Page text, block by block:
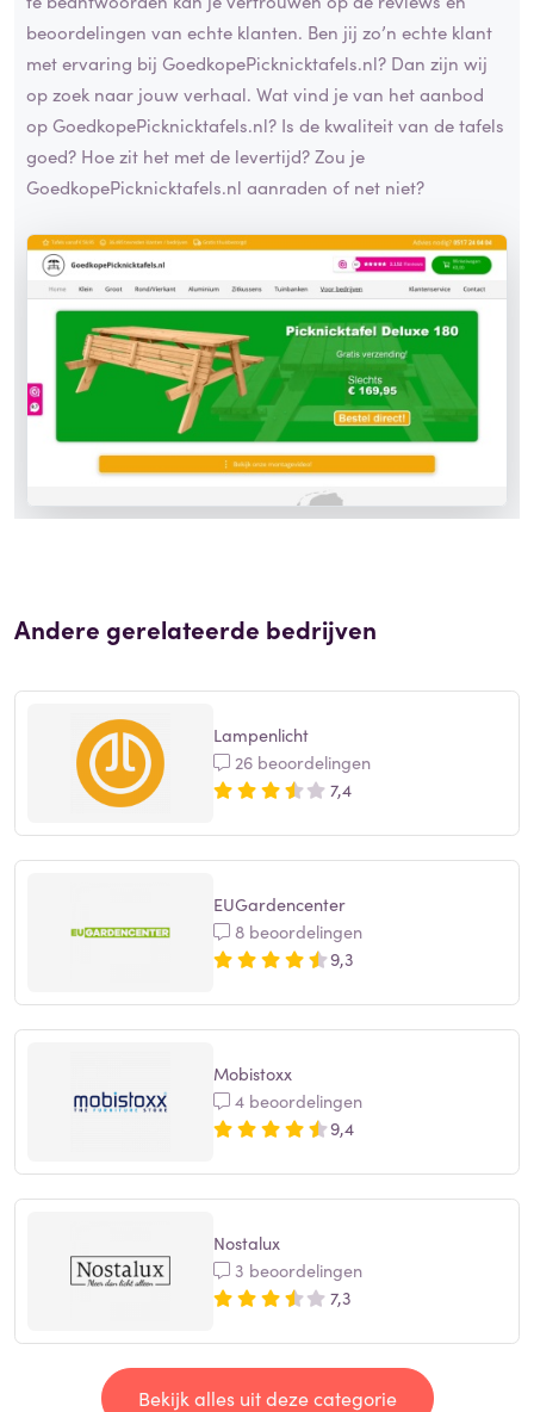
beoordelingen van echte klanten. Ben jij zo’n echte klant
met ervaring bij GoedkopePicknicktafels.nl? Dan zijn wij
op zoek naar jouw verhaal. Wat vind je van het aanbod
op GoedkopePicknicktafels.nl? Is de kwaliteit van de tafels
goed? Hoe zit het met de levertijd? Zou je
GoedkopePicknicktafels.nl aanraden of net niet?
Andere gerelateerde bedrijven
Lampenlicht
26 beoordelingen
7,4
EUGardencenter
8 beoordelingen
9,3
Mobistoxx
4 beoordelingen
9,4
Nostalux
3 beoordelingen
7,3
Bekijk alles uit deze categorie